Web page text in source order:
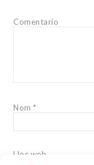
Comentario
Nom*
Lloc web